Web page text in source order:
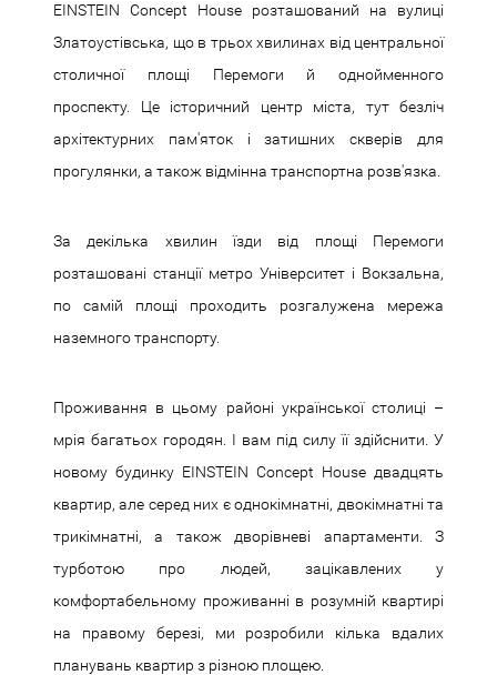
EINSTEIN Concept House розташований на вулиці
Златоустівська, що в трьох хвилинах від центральної
столичної площі Перемоги й однойменного
проспекту. Це історичний центр міста, тут безліч
архітектурних пам'яток і затишних скверів для
прогулянки, а також відмінна транспортна розв'язка.
За декілька хвилин їзди від площі Перемоги
розташовані станції метро Університет і Вокзальна,
по самій площі проходить розгалужена мережа
наземного транспорту.
Проживання в цьому районі української столиці –
мрія багатьох городян. І вам під силу її здійснити. У
новому будинку EINSTEIN Concept House двадцять
квартир, але серед них є однокімнатні, двокімнатні та
трикімнатні, а також дворівневі апартаменти. З
турботою про людей, зацікавлених у
комфортабельному проживанні в розумній квартирі
на правому березі, ми розробили кілька вдалих
планувань квартир з різною площею.